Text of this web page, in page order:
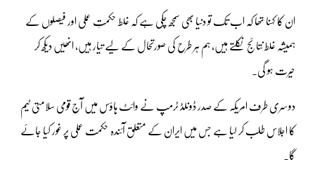
ان کا کہنا تھا کہ اب تک تو دنیا بھی سمجھ چکی ہے کہ غلط حکمتِ عملی اور فیصلوں کے
ہمیشہ غلط نتائج نکلتے ہیں، ہم ہر طرح کی صورتحال کے لیے تیار ہیں، انھیں دیکھ کر
حیرت ہو گی۔
دوسری طرف امریکہ کے صدر ڈونلڈ ٹرمپ نے وائٹ ہاؤس میں آج قومی سلامتی ٹیم
کا اجلاس طلب کر لیا ہے جس میں ایران کے متعلق آئندہ حکمت عملی پر غور کیا جائے
گا۔